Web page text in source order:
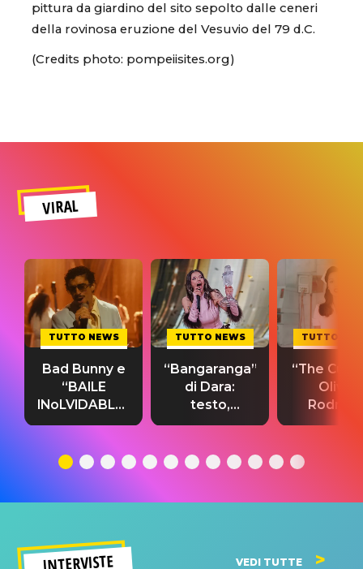
pittura da giardino del sito sepolto dalle ceneri
della rovinosa eruzione del Vesuvio del 79 d.C.
(Credits photo: pompeiisites.org)
VIRAL
TUTTO NEWS
Bad Bunny e
“BAILE
INoLVIDABLE”:
testo,
significato
TUTTO NEWS
“Bangaranga”
di Dara:
testo,
traduzione e
del singolo
TUTTO
“The
Olivia
testo,
INTERVISTE VEDI TUTTE